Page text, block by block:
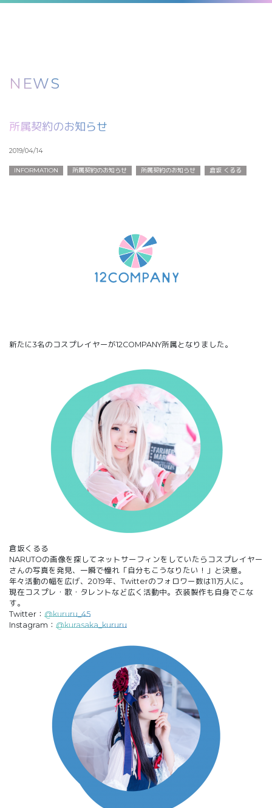
NEWS
所属契約のお知らせ
2019/04/14
INFORMATION 所属契約のお知らせ 所属契約のお知らせ 倉坂 くるる
新たに3名のコスプレイヤーが12COMPANY所属となりました。
倉坂くるる
NARUTOの画像を探してネットサーフィンをしていたらコスプレイヤー
さんの写真を発見、一瞬で憧れ「自分もこうなりたい！」と決意。
年々活動の幅を広げ、2019年、Twitterのフォロワー数は11万人に。
現在コスプレ・歌・タレントなど広く活動中。衣装製作も自身でこな
す。
Twitter： @kururu_45
Instagram： @kurasaka_kururu